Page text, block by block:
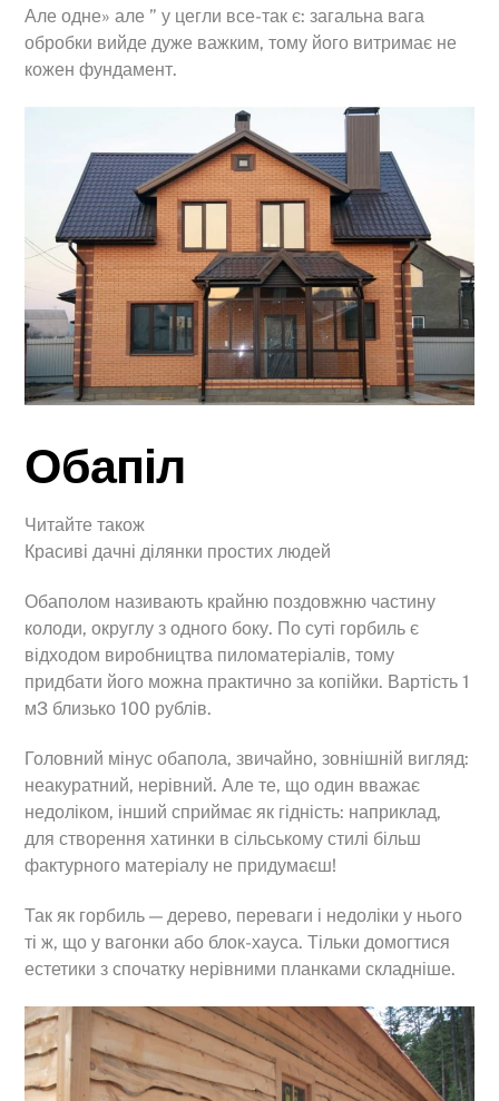
Але одне» але ” у цегли все-так є: загальна вага
обробки вийде дуже важким, тому його витримає не
кожен фундамент.
Обапіл
Читайте також
Красиві дачні ділянки простих людей
Обаполом називають крайню поздовжню частину
колоди, округлу з одного боку. По суті горбиль є
відходом виробництва пиломатеріалів, тому
придбати його можна практично за копійки. Вартість 1
м3 близько 100 рублів.
Головний мінус обапола, звичайно, зовнішній вигляд:
неакуратний, нерівний. Але те, що один вважає
недоліком, інший сприймає як гідність: наприклад,
для створення хатинки в сільському стилі більш
фактурного матеріалу не придумаєш!
Так як горбиль — дерево, переваги і недоліки у нього
ті ж, що у вагонки або блок-хауса. Тільки домогтися
естетики з спочатку нерівними планками складніше.